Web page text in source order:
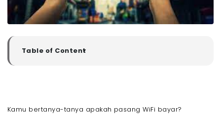
Table of Content
▼
- 1. Megavision
Kamu bertanya-tanya apakah pasang WiFi bayar?